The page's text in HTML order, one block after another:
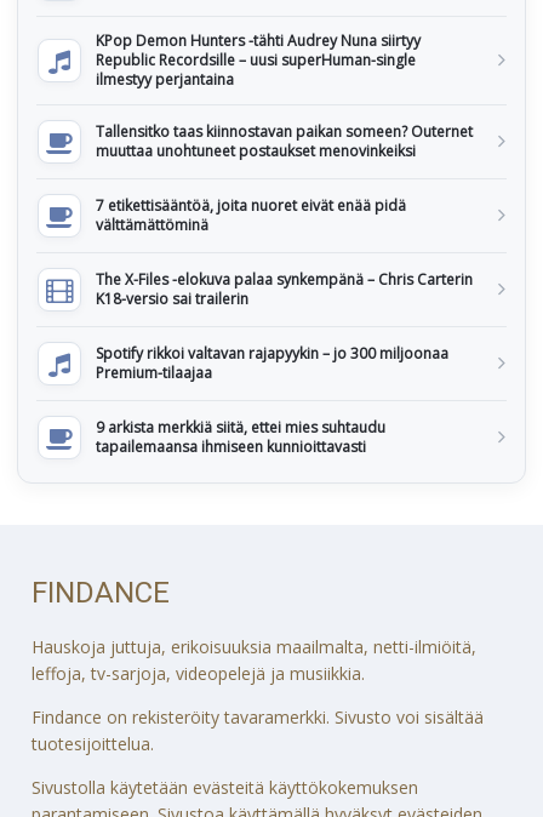
KPop Demon Hunters -tähti Audrey Nuna siirtyy
Republic Recordsille – uusi superHuman-single
ilmestyy perjantaina
Tallensitko taas kiinnostavan paikan someen? Outernet
muuttaa unohtuneet postaukset menovinkeiksi
7 etikettisääntöä, joita nuoret eivät enää pidä
välttämättöminä
The X-Files -elokuva palaa synkempänä – Chris Carterin
K18-versio sai trailerin
Spotify rikkoi valtavan rajapyykin – jo 300 miljoonaa
Premium-tilaajaa
9 arkista merkkiä siitä, ettei mies suhtaudu
tapailemaansa ihmiseen kunnioittavasti
FINDANCE
Hauskoja juttuja, erikoisuuksia maailmalta, netti-ilmiöitä,
leffoja, tv-sarjoja, videopelejä ja musiikkia.
Findance on rekisteröity tavaramerkki. Sivusto voi sisältää
tuotesijoittelua.
Sivustolla käytetään evästeitä käyttökokemuksen